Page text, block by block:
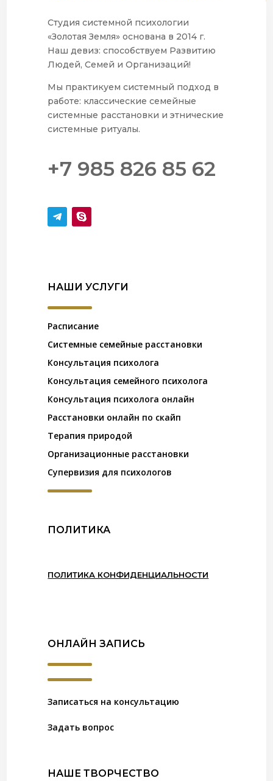
Студия системной психологии
«Золотая Земля» основана в 2014 г.
Наш девиз: способствуем Развитию
Людей, Семей и Организаций!
Мы практикуем системный подход в
работе: классические семейные
системные расстановки и этнические
системные ритуалы.
+7 985 826 85 62
НАШИ УСЛУГИ
Расписание
Системные семейные расстановки
Консультация психолога
Консультация семейного психолога
Консультация психолога онлайн
Расстановки онлайн по скайп
Терапия природой
Организационные расстановки
Супервизия для психологов
ПОЛИТИКА
ПОЛИТИКА КОНФИДЕНЦИАЛЬНОСТИ
ОНЛАЙН ЗАПИСЬ
Записаться на консультацию
Задать вопрос
НАШЕ ТВОРЧЕСТВО